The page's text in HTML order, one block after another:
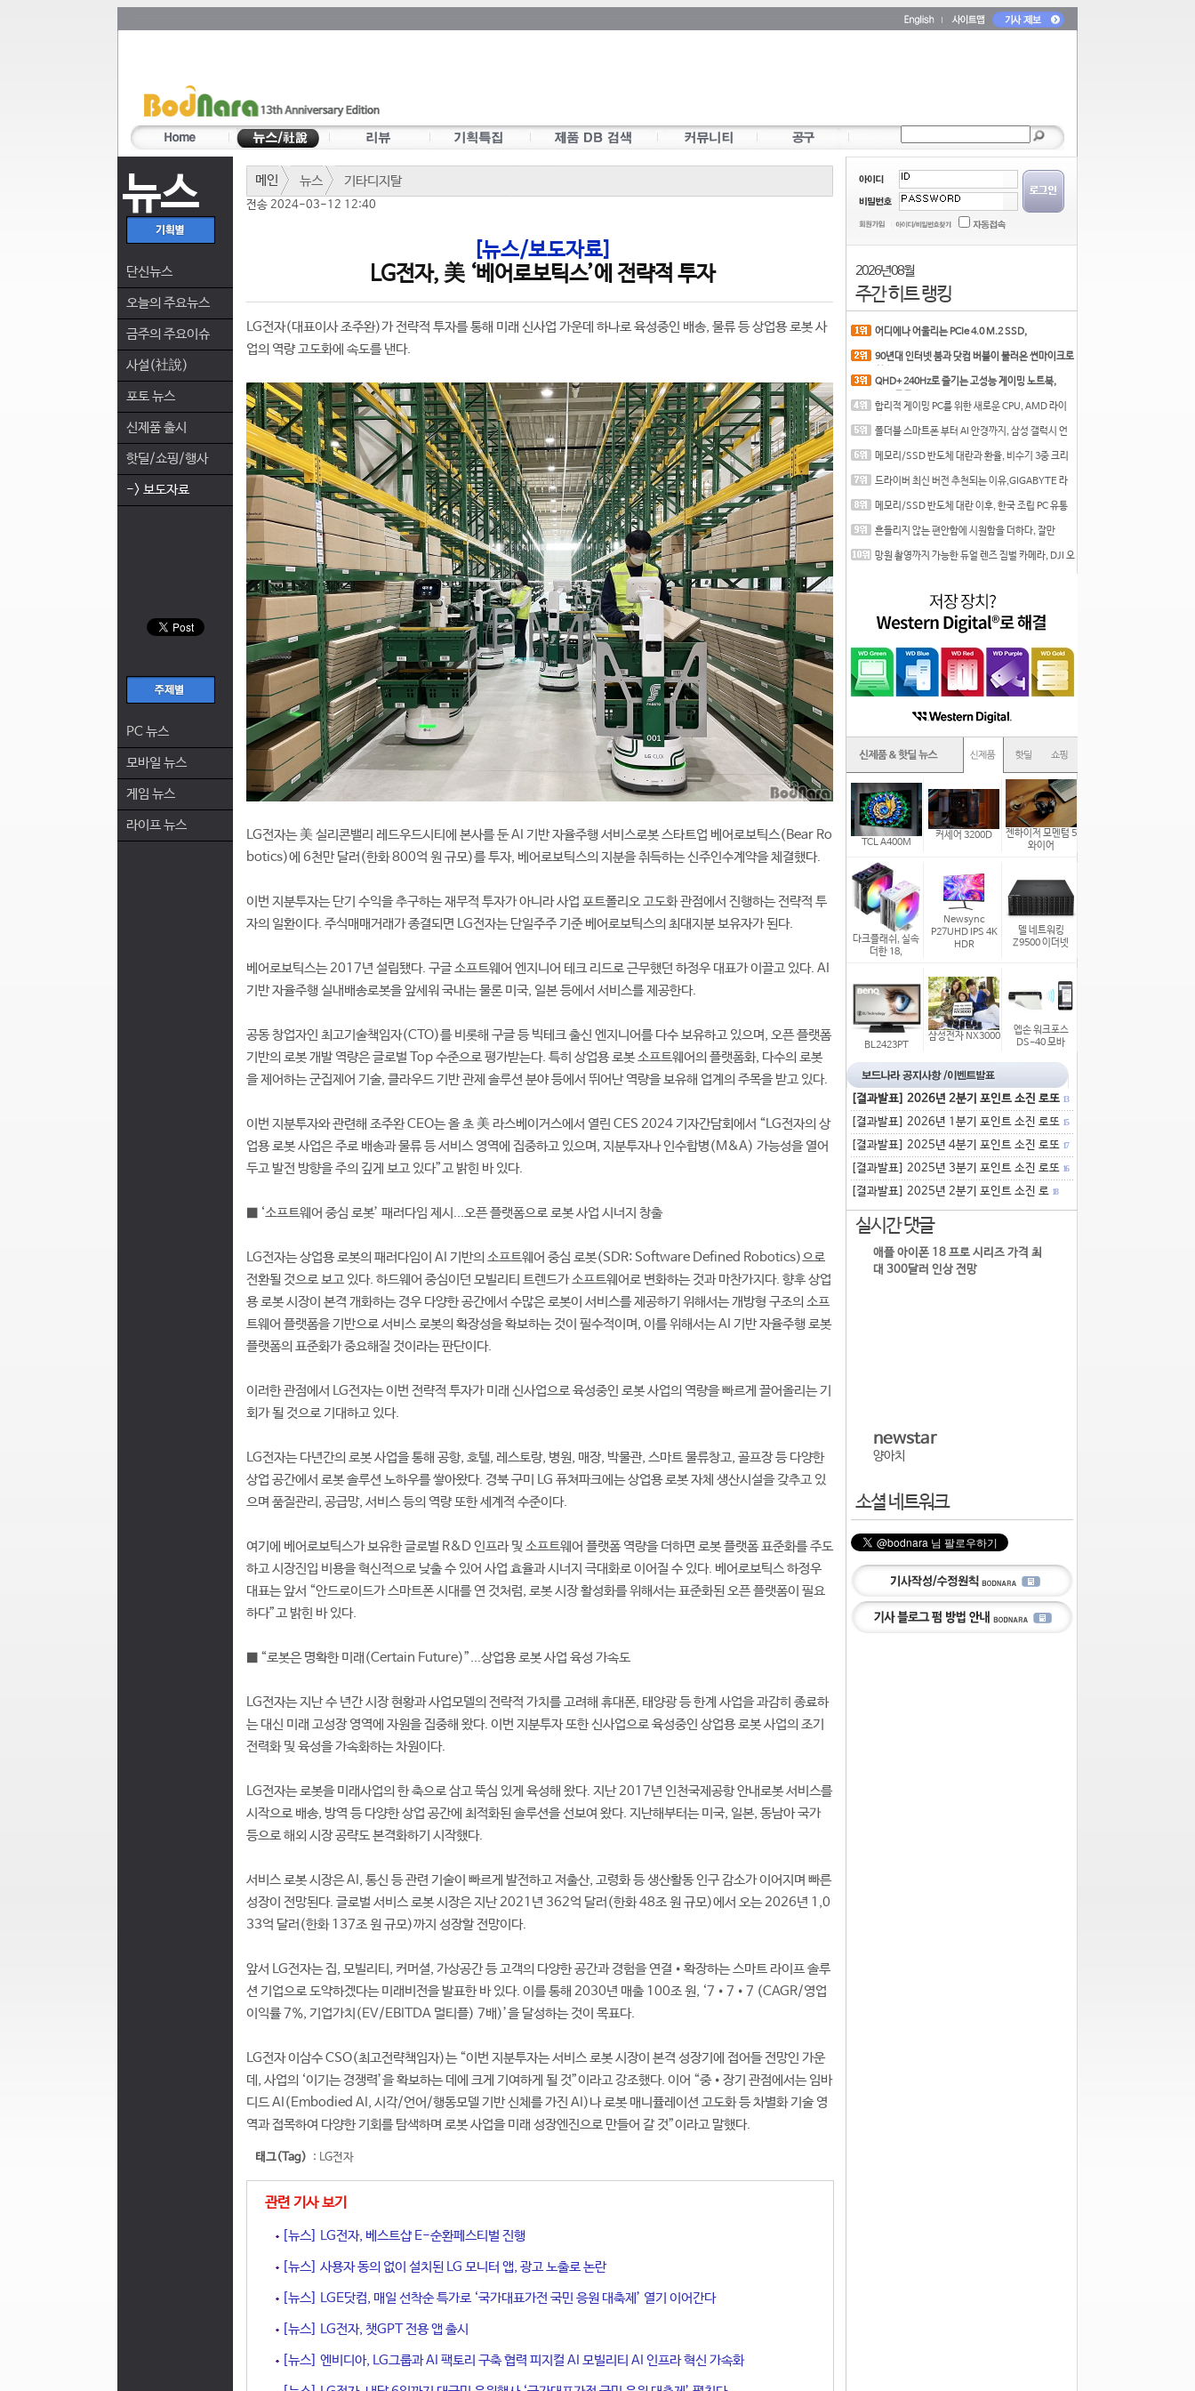
뉴스
단신뉴스
오늘의 주요뉴스
금주의 주요이슈
사설(社說)
포토 뉴스
신제품 출시
핫딜/쇼핑/행사
-> 보도자료
PC 뉴스
모바일 뉴스
게임 뉴스
라이프 뉴스
메인 뉴스 기타디지탈
전송 2024-03-12 12:40
[뉴스/보도자료]
LG전자, 美 ‘베어로보틱스’에 전략적 투자
LG전자(대표이사 조주완)가 전략적 투자를 통해 미래 신사업 가운데 하나로 육성중인 배송, 물류 등 상업용 로봇 사
업의 역량 고도화에 속도를 낸다.
LG전자는 美 실리콘밸리 레드우드시티에 본사를 둔 AI 기반 자율주행 서비스로봇 스타트업 베어로보틱스(Bear Ro
botics)에 6천만 달러(한화 800억 원 규모)를 투자, 베어로보틱스의 지분을 취득하는 신주인수계약을 체결했다.
이번 지분투자는 단기 수익을 추구하는 재무적 투자가 아니라 사업 포트폴리오 고도화 관점에서 진행하는 전략적 투
자의 일환이다. 주식매매거래가 종결되면 LG전자는 단일주주 기준 베어로보틱스의 최대지분 보유자가 된다.
베어로보틱스는 2017년 설립됐다. 구글 소프트웨어 엔지니어 테크 리드로 근무했던 하정우 대표가 이끌고 있다. AI
기반 자율주행 실내배송로봇을 앞세워 국내는 물론 미국, 일본 등에서 서비스를 제공한다.
공동 창업자인 최고기술책임자(CTO)를 비롯해 구글 등 빅테크 출신 엔지니어를 다수 보유하고 있으며, 오픈 플랫폼
기반의 로봇 개발 역량은 글로벌 Top 수준으로 평가받는다. 특히 상업용 로봇 소프트웨어의 플랫폼화, 다수의 로봇
을 제어하는 군집제어 기술, 클라우드 기반 관제 솔루션 분야 등에서 뛰어난 역량을 보유해 업계의 주목을 받고 있다.
이번 지분투자와 관련해 조주완 CEO는 올 초 美 라스베이거스에서 열린 CES 2024 기자간담회에서 “LG전자의 상
업용 로봇 사업은 주로 배송과 물류 등 서비스 영역에 집중하고 있으며, 지분투자나 인수합병(M&A) 가능성을 열어
두고 발전 방향을 주의 깊게 보고 있다”고 밝힌 바 있다.
■ ‘소프트웨어 중심 로봇’ 패러다임 제시...오픈 플랫폼으로 로봇 사업 시너지 창출
LG전자는 상업용 로봇의 패러다임이 AI 기반의 소프트웨어 중심 로봇(SDR: Software Defined Robotics)으로
전환될 것으로 보고 있다. 하드웨어 중심이던 모빌리티 트렌드가 소프트웨어로 변화하는 것과 마찬가지다. 향후 상업
용 로봇 시장이 본격 개화하는 경우 다양한 공간에서 수많은 로봇이 서비스를 제공하기 위해서는 개방형 구조의 소프
트웨어 플랫폼을 기반으로 서비스 로봇의 확장성을 확보하는 것이 필수적이며, 이를 위해서는 AI 기반 자율주행 로봇
플랫폼의 표준화가 중요해질 것이라는 판단이다.
이러한 관점에서 LG전자는 이번 전략적 투자가 미래 신사업으로 육성중인 로봇 사업의 역량을 빠르게 끌어올리는 기
회가 될 것으로 기대하고 있다.
LG전자는 다년간의 로봇 사업을 통해 공항, 호텔, 레스토랑, 병원, 매장, 박물관, 스마트 물류창고, 골프장 등 다양한
상업 공간에서 로봇 솔루션 노하우를 쌓아왔다. 경북 구미 LG 퓨쳐파크에는 상업용 로봇 자체 생산시설을 갖추고 있
으며 품질관리, 공급망, 서비스 등의 역량 또한 세계적 수준이다.
여기에 베어로보틱스가 보유한 글로벌 R&D 인프라 및 소프트웨어 플랫폼 역량을 더하면 로봇 플랫폼 표준화를 주도
하고 시장진입 비용을 혁신적으로 낮출 수 있어 사업 효율과 시너지 극대화로 이어질 수 있다. 베어로보틱스 하정우
대표는 앞서 “안드로이드가 스마트폰 시대를 연 것처럼, 로봇 시장 활성화를 위해서는 표준화된 오픈 플랫폼이 필요
하다”고 밝힌 바 있다.
■ “로봇은 명확한 미래(Certain Future)”...상업용 로봇 사업 육성 가속도
LG전자는 지난 수 년간 시장 현황과 사업모델의 전략적 가치를 고려해 휴대폰, 태양광 등 한계 사업을 과감히 종료하
는 대신 미래 고성장 영역에 자원을 집중해 왔다. 이번 지분투자 또한 신사업으로 육성중인 상업용 로봇 사업의 조기
전력화 및 육성을 가속화하는 차원이다.
LG전자는 로봇을 미래사업의 한 축으로 삼고 뚝심 있게 육성해 왔다. 지난 2017년 인천국제공항 안내로봇 서비스를
시작으로 배송, 방역 등 다양한 상업 공간에 최적화된 솔루션을 선보여 왔다. 지난해부터는 미국, 일본, 동남아 국가
등으로 해외 시장 공략도 본격화하기 시작했다.
서비스 로봇 시장은 AI, 통신 등 관련 기술이 빠르게 발전하고 저출산, 고령화 등 생산활동 인구 감소가 이어지며 빠른
성장이 전망된다. 글로벌 서비스 로봇 시장은 지난 2021년 362억 달러(한화 48조 원 규모)에서 오는 2026년 1,0
33억 달러(한화 137조 원 규모)까지 성장할 전망이다.
앞서 LG전자는 집, 모빌리티, 커머셜, 가상공간 등 고객의 다양한 공간과 경험을 연결•확장하는 스마트 라이프 솔루
션 기업으로 도약하겠다는 미래비전을 발표한 바 있다. 이를 통해 2030년 매출 100조 원, ‘7•7•7 (CAGR/영업
이익률 7%, 기업가치(EV/EBITDA 멀티플) 7배)’을 달성하는 것이 목표다.
LG전자 이삼수 CSO(최고전략책임자)는 “이번 지분투자는 서비스 로봇 시장이 본격 성장기에 접어들 전망인 가운
데, 사업의 ‘이기는 경쟁력’을 확보하는 데에 크게 기여하게 될 것”이라고 강조했다. 이어 “중•장기 관점에서는 임바
디드 AI(Embodied AI, 시각/언어/행동모델 기반 신체를 가진 AI)나 로봇 매니퓰레이션 고도화 등 차별화 기술 영
역과 접목하여 다양한 기회를 탐색하며 로봇 사업을 미래 성장엔진으로 만들어 갈 것”이라고 말했다.
태그(Tag) : LG전자
관련 기사 보기
[뉴스] LG전자, 베스트샵 E-순환페스티벌 진행
[뉴스] 사용자 동의 없이 설치된 LG 모니터 앱, 광고 노출로 논란
[뉴스] LGE닷컴, 매일 선착순 특가로 ‘국가대표가전 국민 응원 대축제’ 열기 이어간다
[뉴스] LG전자, 챗GPT 전용 앱 출시
[뉴스] 엔비디아, LG그룹과 AI 팩토리 구축 협력 피지컬 AI 모빌리티 AI 인프라 혁신 가속화
2026년 08월
주간 히트 랭킹
어디에나 어울리는 PCIe 4.0 M.2 SSD,
90년대 인터넷 붐과 닷컴 버블이 불러온 썬마이크로
QHD+ 240Hz로 즐기는 고성능 게이밍 노트북,
합리적 게이밍 PC를 위한 새로운 CPU, AMD 라이
폴더블 스마트폰 부터 AI 안경까지, 삼성 갤럭시 언
메모리/SSD 반도체 대란과 환율, 비수기 3중 크리
드라이버 최신 버전 추천되는 이유,GIGABYTE 라
메모리/SSD 반도체 대란 이후, 한국 조립 PC 유통
흔들리지 않는 편안함에 시원함을 더하다, 잘만
망원 촬영까지 가능한 듀얼 렌즈 짐벌 카메라, DJI 오
TCL A400M
커세어 3200D
젠하이저 모멘텀 5
와이어
다크플래쉬, 실속
더한 18,
Newsync
P27UHD IPS 4K
HDR
델 네트워킹
Z9500 이더넷
BL2423PT
삼성전자 NX3000
엡손 워크포스
DS-40 모바
[결과발표] 2026년 2분기 포인트 소진 로또 13
[결과발표] 2026년 1분기 포인트 소진 로또 15
[결과발표] 2025년 4분기 포인트 소진 로또 17
[결과발표] 2025년 3분기 포인트 소진 로또 16
[결과발표] 2025년 2분기 포인트 소진 로 18
실시간 댓글
애플 아이폰 18 프로 시리즈 가격 최
대 300달러 인상 전망
newstar
양아치
소셜 네트워크